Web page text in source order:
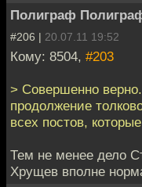
Полиграф
#206 | 20.07.11 19:52
Кому: 8504, #203
> Совершенно
продолжение
всех постов,
Тем не менее дело
Хрущев вполне